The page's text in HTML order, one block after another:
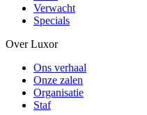
Verwacht
Specials
Over Luxor
Ons verhaal
Onze zalen
Organisatie
Staf